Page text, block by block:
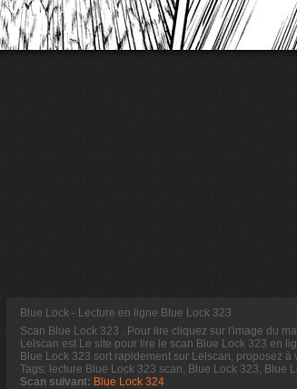
Blue Lock - Lecture en ligne Blue Lock 323
Scan Blue Lock 323 . Pour lire cliquez sur l'image du
Lelscan est Le site pour lire le scan Blue Lock 323 en
Blue Lock 323 sort rapidement sur Lelscan, proposez
Tags: lecture Blue Lock 323 scan, Blue Lock 323, Blue
Scan suivant: Blue Lock 324